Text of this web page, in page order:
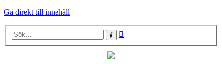
Gå direkt till innehåll
Sök